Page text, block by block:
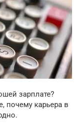
зарплате?
почему карьера в